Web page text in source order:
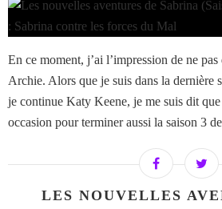
En ce moment, j’ai l’impression de ne
Archie. Alors que je suis dans la dernière
je continue Katy Keene, je me suis dit
occasion pour terminer aussi la saison 3
LES NOUVELLES